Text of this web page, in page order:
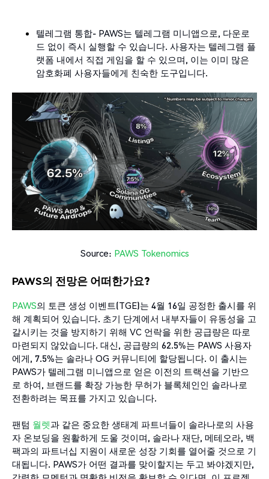
텔레그램 통합- PAWS는 텔레그램 미니앱으로, 다운로
드 없이 즉시 실행할 수 있습니다. 사용자는 텔레그램 플
랫폼 내에서 직접 게임을 할 수 있으며, 이는 이미 많은
암호화폐 사용자들에게 친숙한 도구입니다.
Source: PAWS Tokenomics
PAWS의 전망은 어떠한가요?
PAWS의 토큰 생성 이벤트(TGE)는 4월 16일 공정한 출시를 위
해 계획되어 있습니다. 초기 단계에서 내부자들이 유동성을 고
갈시키는 것을 방지하기 위해 VC 언락을 위한 공급량은 따로
마련되지 않았습니다. 대신, 공급량의 62.5%는 PAWS 사용자
에게, 7.5%는 솔라나 OG 커뮤니티에 할당됩니다. 이 출시는
PAWS가 텔레그램 미니앱으로 얻은 이전의 트랙션을 기반으
로 하여, 브랜드를 확장 가능한 무허가 블록체인인 솔라나로
전환하려는 목표를 가지고 있습니다.
팬텀 월렛과 같은 중요한 생태계 파트너들이 솔라나로의 사용
자 온보딩을 원활하게 도울 것이며, 솔라나 재단, 메테오라, 백
팩과의 파트너십 지원이 새로운 성장 기회를 열어줄 것으로 기
대됩니다. PAWS가 어떤 결과를 맞이할지는 두고 봐야겠지만,